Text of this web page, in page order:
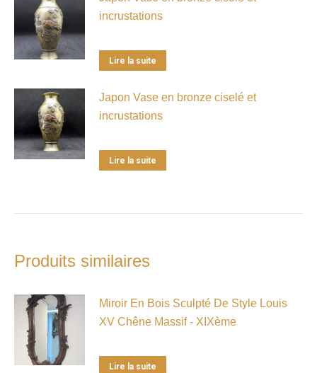
incrustations
Lire la suite
Japon Vase en bronze ciselé et
incrustations
Lire la suite
Produits similaires
Miroir En Bois Sculpté De Style Louis
XV Chêne Massif - XIXème
Lire la suite